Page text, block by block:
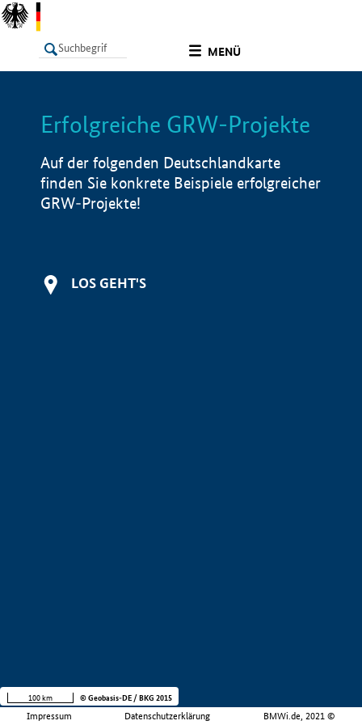
MENÜ
LISTE Info
Erfolgreiche GRW-Projekte
Auf der folgenden Deutschlandkarte
finden Sie konkrete Beispiele erfolgreicher
GRW-Projekte!
LOS GEHT'S
Impressum Datenschutzerklärung BMWi.de, 2021 ©
100 km © Geobasis-DE / BKG 2015